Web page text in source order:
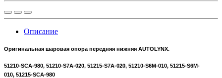
Описание
Оригинальная шаровая опора передняя нижняя AUTOLYNX.
51210-SCA-980, 51210-S7A-020, 51215-S7A-020, 51210-S6M-010, 51215-S6M-
010, 51215-SCA-980